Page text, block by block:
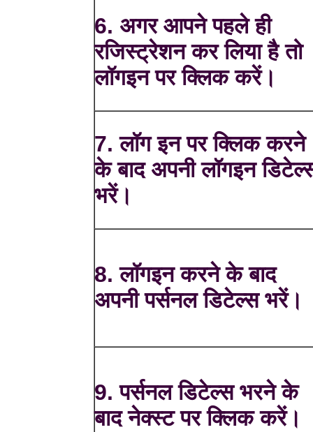
6. अगर आपने पहले ही
रजिस्ट्रेशन कर लिया है तो
लॉगइन पर क्लिक करें।
7. लॉग इन पर क्लिक करने
के बाद अपनी लॉगइन
भरें।
8. लॉगइन करने के बाद
अपनी पर्सनल डिटेल्स भरें।
9. पर्सनल डिटेल्स भरने के
बाद नेक्स्ट पर क्लिक करें।